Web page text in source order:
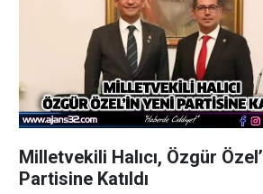
Milletvekili Halıcı, Özgür
Partisine Katıldı